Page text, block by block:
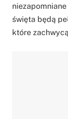
święta będą
które